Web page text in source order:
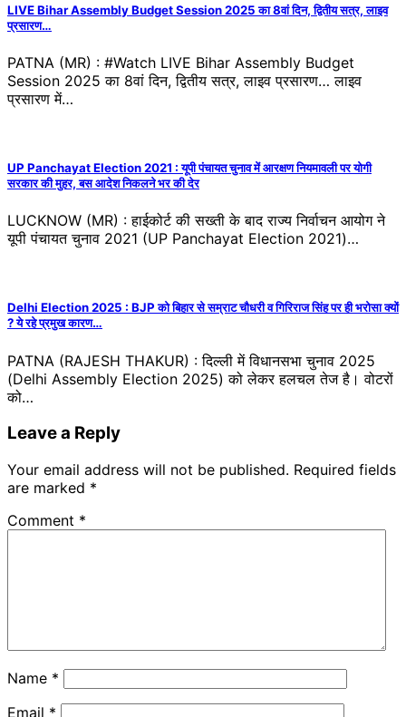
LIVE Bihar Assembly Budget Session 2025 का 8वां दिन, द्वितीय सत्र, लाइव
प्रसारण…
PATNA (MR) : #Watch LIVE Bihar Assembly Budget
Session 2025 का 8वां दिन, द्वितीय सत्र, लाइव प्रसारण… लाइव
प्रसारण में…
UP Panchayat Election 2021 : यूपी पंचायत चुनाव में आरक्षण नियमावली पर योगी
सरकार की मुहर, बस आदेश निकलने भर की देर
LUCKNOW (MR) : हाईकोर्ट की सख्ती के बाद राज्य निर्वाचन आयोग ने
यूपी पंचायत चुनाव 2021 (UP Panchayat Election 2021)…
Delhi Election 2025 : BJP को बिहार से सम्राट चौधरी व गिरिराज सिंह पर ही भरोसा क्यों
? ये रहे प्रमुख कारण…
PATNA (RAJESH THAKUR) : दिल्ली में विधानसभा चुनाव 2025
(Delhi Assembly Election 2025) को लेकर हलचल तेज है। वोटरों
को…
Leave a Reply
Your email address will not be published. Required fields
are marked *
Comment *
Name *
Email *